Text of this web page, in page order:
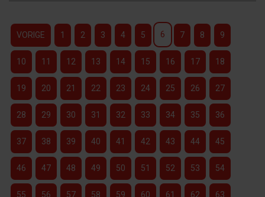
VORIGE 1 2 3 4 5 6 7 8 9
10 11 12 13 14 15 16 17 18
19 20 21 22 23 24 25 26 27
28 29 30 31 32 33 34 35 36
37 38 39 40 41 42 43 44 45
46 47 48 49 50 51 52 53 54
55 56 57 58 59 60 61 62 63